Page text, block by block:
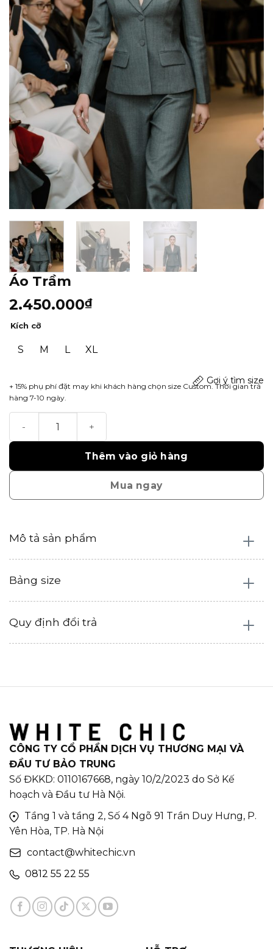
Áo Trầm
2.450.000₫
Kích cỡ
S M L XL
+ 15% phụ phí đặt may khi khách hàng chọn size Custom. Thời gian trả
hàng 7-10 ngày.
Gợi ý tìm size
Thêm vào giỏ hàng
Mua ngay
Mô tả sản phẩm
Bảng size
Quy định đổi trả
CÔNG TY CỔ PHẦN DỊCH VỤ THƯƠNG MẠI VÀ
ĐẦU TƯ BẢO TRUNG
Số ĐKKD: 0110167668, ngày 10/2/2023 do Sở Kế
hoạch và Đầu tư Hà Nội.
Tầng 1 và tầng 2, Số 4 Ngõ 91 Trần Duy Hưng, P.
Yên Hòa, TP. Hà Nội
contact@whitechic.vn
0812 55 22 55